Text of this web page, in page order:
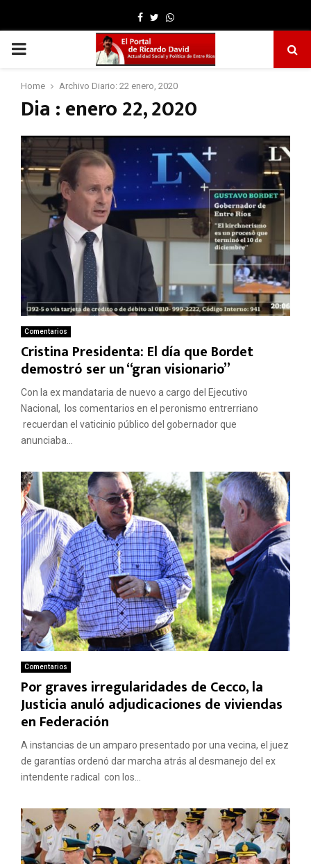
Facebook
TwitterWhatsapp
PRIMARY
MENU
Home Archivo Diario: 22 enero, 2020
Dia : enero 22, 2020
Comentarios
Cristina Presidenta: El día que Bordet
demostró ser un “gran visionario”
Con la ex mandataria de nuevo a cargo del Ejecutivo
Nacional, los comentarios en el peronismo entrerriano
recuerdan el vaticinio público del gobernador que
anunciaba...
Comentarios
Por graves irregularidades de Cecco, la
Justicia anuló adjudicaciones de viviendas
en Federación
A instancias de un amparo presentado por una vecina, el juez
de garantías ordenó dar marcha atrás al desmanejo del ex
intendente radical con los...